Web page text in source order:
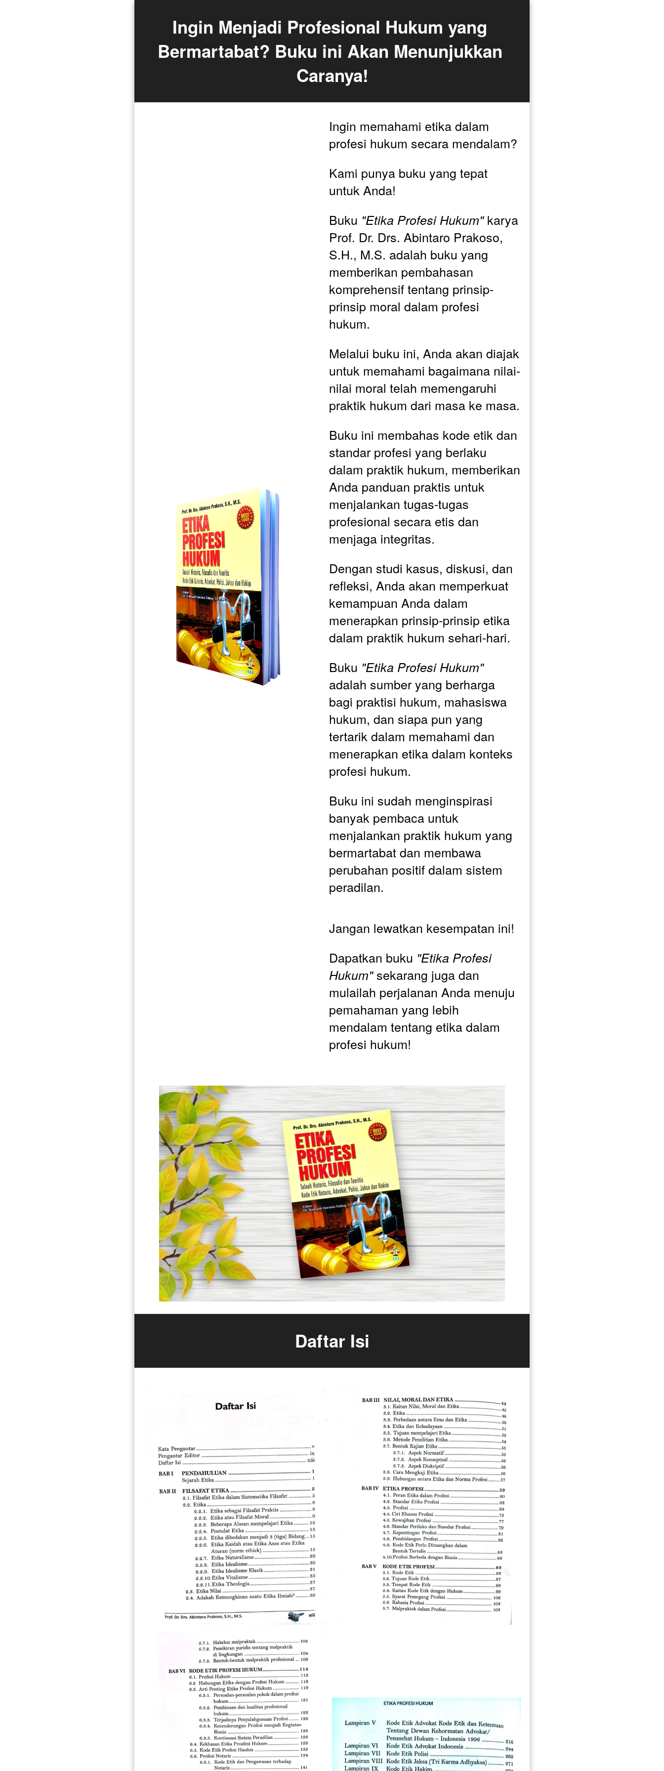
Ingin Menjadi Profesional Hukum yang
Bermartabat? Buku ini Akan Menunjukkan
Caranya!
Ingin memahami etika dalam
Kami punya buku yang tepat
untuk Anda!
Buku "Etika Profesi Hukum" karya
Prof. Dr. Drs. Abintaro Prakoso,
S.H., M.S. adalah buku yang
memberikan pembahasan
komprehensif tentang prinsip-
prinsip moral dalam profesi
hukum.
Melalui buku ini, Anda akan diajak
untuk memahami bagaimana nilai-
nilai moral telah memengaruhi
praktik hukum dari masa ke masa.
Buku ini membahas kode etik dan
standar profesi yang berlaku
dalam praktik hukum, memberikan
Anda panduan praktis untuk
menjalankan tugas-tugas
profesional secara etis dan
menjaga integritas.
Dengan studi kasus, diskusi, dan
refleksi, Anda akan memperkuat
kemampuan Anda dalam
menerapkan prinsip-prinsip etika
dalam praktik hukum sehari-hari.
Buku "Etika Profesi Hukum"
adalah sumber yang berharga
bagi praktisi hukum, mahasiswa
hukum, dan siapa pun yang
tertarik dalam memahami dan
menerapkan etika dalam konteks
profesi hukum.
Buku ini sudah menginspirasi
banyak pembaca untuk
menjalankan praktik hukum yang
bermartabat dan membawa
perubahan positif dalam sistem
peradilan.
Jangan lewatkan kesempatan ini!
Dapatkan buku "Etika Profesi
Hukum" sekarang juga dan
mulailah perjalanan Anda menuju
pemahaman yang lebih
mendalam tentang etika dalam
profesi hukum!
Daftar Isi